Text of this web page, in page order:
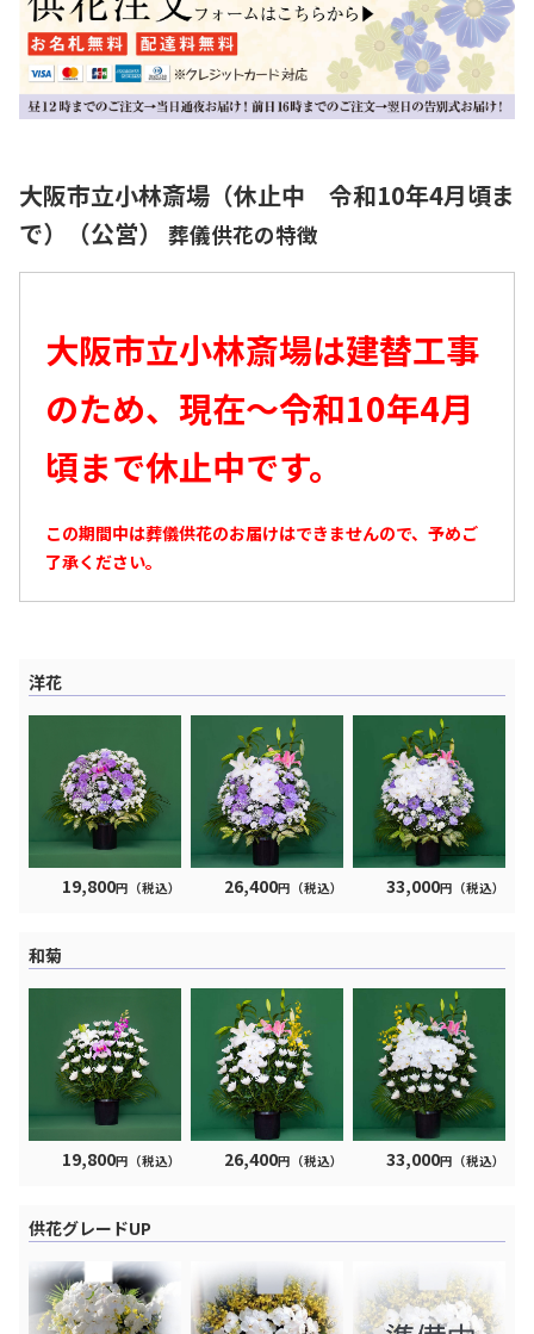
大阪市立小林斎場（休止中 令和10年4月頃ま
で）（公営） 葬儀供花の特徴
大阪市立小林斎場は建替工事
のため、現在～令和10年4月
頃まで休止中です。
この期間中は葬儀供花のお届けはできませんので、予めご
了承ください。
洋花
19,800円（税込） 26,400円（税込） 33,000円（税込）
和菊
19,800円（税込） 26,400円（税込） 33,000円（税込）
供花グレードUP